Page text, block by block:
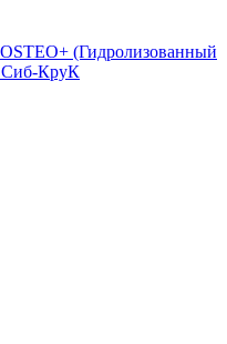
(Гидролизованный
Сиб-КруК